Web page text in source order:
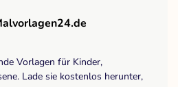
Vorlagen für Kinder,
Lade sie kostenlos herunter,